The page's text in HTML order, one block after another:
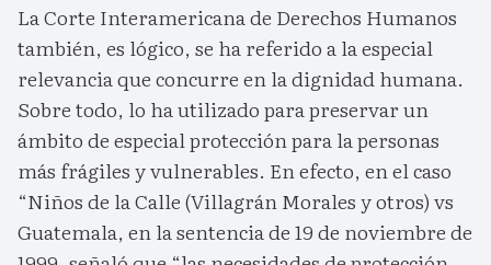
La Corte Interamericana de Derechos Humanos
también, es lógico, se ha referido a la especial
relevancia que concurre en la dignidad humana.
Sobre todo, lo ha utilizado para preservar un
ámbito de especial protección para la personas
más frágiles y vulnerables. En efecto, en el caso
“Niños de la Calle (Villagrán Morales y otros) vs
Guatemala, en la sentencia de 19 de noviembre de